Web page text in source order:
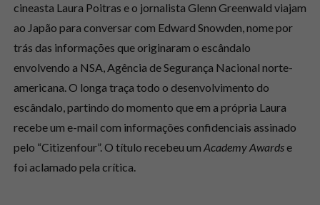
cineasta Laura Poitras e o jornalista Glenn Greenwald viajam
ao Japão para conversar com Edward Snowden, nome por
trás das informações que originaram o escândalo
envolvendo a NSA, Agência de Segurança Nacional norte-
americana. O longa traça todo o desenvolvimento do
escândalo, partindo do momento que em a própria Laura
recebe um e-mail com informações confidenciais assinado
pelo “Citizenfour”. O título recebeu um Academy Awardse
foi aclamado pela crítica.